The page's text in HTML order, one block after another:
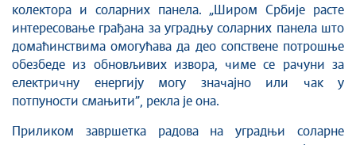
колектора и соларних панела. „Широм Србије расте
интересовање грађана за уградњу соларних панела што
домаћинствима омогућава да део сопствене потрошње
обезбеде из обновљивих извора, чиме се рачуни за
електричну енергију могу значајно или чак у
потпуности смањити”, рекла је она.
Приликом завршетка радова на уградњи соларне